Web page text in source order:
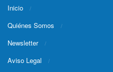
Inicio
Quiénes Somos
Newsletter
Aviso Legal